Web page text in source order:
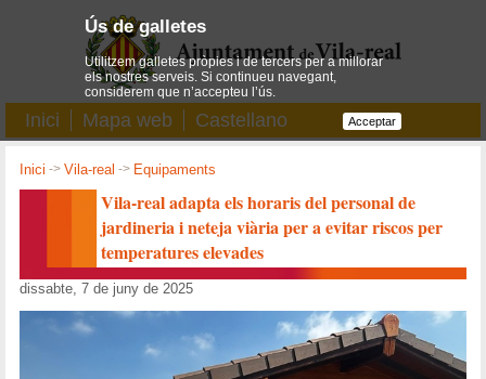
Inici Mapa web Castellano
Inici ->Vila-real -> Equipaments
Vila-real adapta els horaris del personal de
jardineria i neteja viària per a evitar riscos per
temperatures elevades
dissabte, 7 de juny de 2025
Ús de galletes
Utilitzem galletes pròpies i de tercers per a millorar
els nostres serveis. Si continueu navegant,
considerem que n’accepteu l’ús.
Acceptar